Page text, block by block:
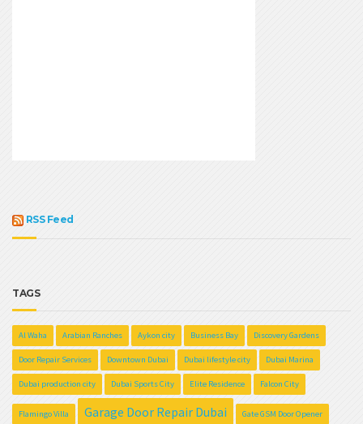
RSS Feed
TAGS
Al Waha Arabian Ranches Aykon city Business Bay Discovery Gardens
Door Repair Services Downtown Dubai Dubai lifestyle city Dubai Marina
Dubai production city Dubai Sports City Elite Residence Falcon City
Flamingo Villa Garage Door Repair Dubai Gate GSM Door Opener